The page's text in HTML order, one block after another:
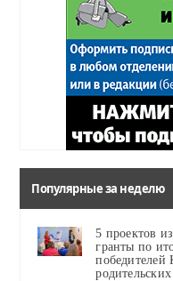
Популярные за неделю
5 проектов
гранты по
победителей